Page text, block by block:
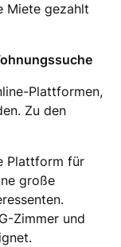
Miete gezahlt
Plattformen,
Zu den
Plattform für
große
Zimmer und